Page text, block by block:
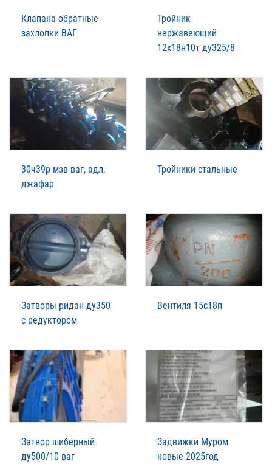
Клапана обратные
захлопки ВАГ
Тройник
нержавеющий
12х18н10т ду325/8
30ч39р мзв ваг, адл,
джафар
Тройники стальные
Затворы ридан ду350
с редуктором
Вентиля 15с18п
Затвор шиберный
ду500/10 ваг
Задвижки Муром
новые 2025год